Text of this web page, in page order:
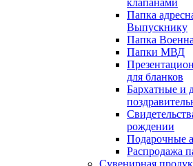
Папка
Выпускнику
Папка
Папки МВД
для бланков
Бархатные и
рождении
Подарочные
Распродажа
Сувенирная